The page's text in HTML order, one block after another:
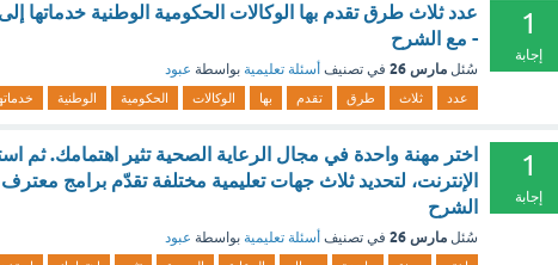
1
إجابة
عدد ثلاث طرق تقدم بها الوكالات الحكومية الوطنية خدماتها
- مع الشرح
سُئل مارس 26 في تصنيف أسئلة تعليمية بواسطة عبود
عدد ثلاث طرق تقدم بها الوكالات الحكومية الوطنية
1
إجابة
اختر مهنة واحدة في مجال الرعاية الصحية تثير اهتمامك. ثم
الإنترنت، لتحديد ثلاث جهات تعليمية مختلفة تقدّم برامج
الشرح
سُئل مارس 26 في تصنيف أسئلة تعليمية بواسطة عبود